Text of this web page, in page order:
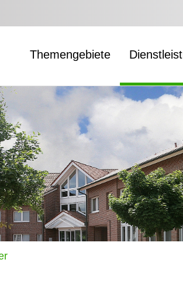
Themengebiete